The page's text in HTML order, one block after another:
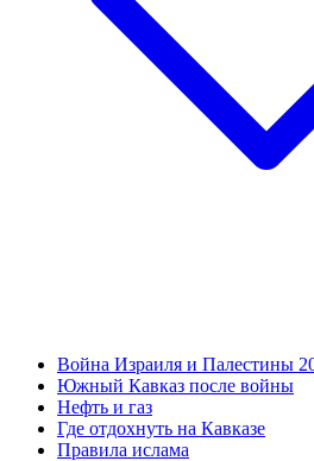
Война Израиля и Палестины
Южный Кавказ после войны
Нефть и газ
Где отдохнуть на Кавказе
Правила ислама